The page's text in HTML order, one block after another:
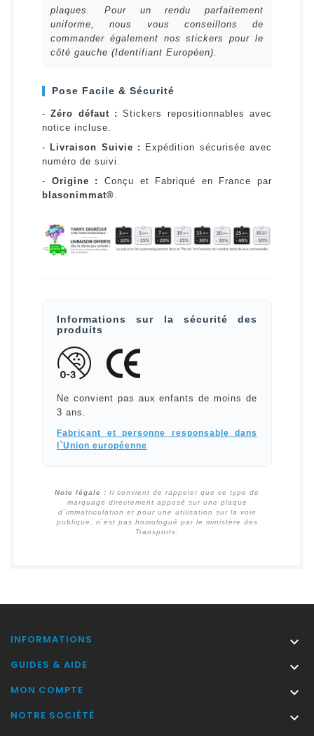
plaques. Pour un rendu parfaitement
uniforme, nous vous conseillons de
commander également nos stickers pour le
côté gauche (Identifiant Européen).
Pose Facile & Sécurité
-Zéro défaut : Stickers repositionnables avec
notice incluse.
- Livraison Suivie :
Expédition sécurisée avec
numéro de suivi.
- Origine :
Conçu et Fabriqué en France par
blasonimmat®.
Informations sur la sécurité des
produits
Ne convient pas aux enfants de moins de
3 ans.
Fabricant et personne responsable dans
l`Union européenne
Note légale : Il convient de rappeler que ce type de
marquage directement apposé sur une plaque
d`immatriculation et pour une utilisation sur la voie
publique, n`est pas homologué par le ministère des
Transports.
INFORMATIONS 
GUIDES & AIDE 
MON COMPTE 
NOTRE SOCIÉTÉ 